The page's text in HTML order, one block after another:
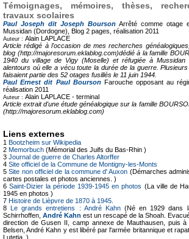
Témoignages, mémoires, thèses,
travaux scolaires
Paul Joseph dit Joseph Bourson Arrêté comme otage
Mussidan (Dordogne), Blog 2 pages, réalisation 2011
Auteur : Alain LAPLACE
Article rédigé à l'occasion de mes recherches
blog (http://majoresorum.eklablog.com)dédié à la famille
1940 du village de Vigy (Moselle) et réfugiée à Mussidan
alentours où elle a vécu toute la durée de la guerre.
faisaient partie des 52 otages fusillés le 11 juin 1944.
Paul Ernest dit Paul BoursonFarouche opposant au
réalisation 2011
Auteur : Alain LAPLACE - terminal
Article extrait d'une étude généalogique sur la famille
(http://majoresorum.eklablog.com)
Liens externes
1
Bootzheim sur Wikipedia
2 Memorbuch (Mémorial des Juifs du Bas-Rhin )
3 Journal de guerre de Charles Altorffer
4 Site officiel de la Commune de Montigny-les-Monts
5Site non officiel de la commune d' Auxon (Démarches
cartes postales et photos anciennes. )
6Saint-Dizier la période 1939-1945 en photos (La ville de
1945 en photos )
7 Histoire de Lièpvre de 1870 à 1945.
8
Le grands entretiens : André Kahn(Né en 1929 dans
Schirrhoffen, André Kahn est un rescapé de la Shoah.
direction de Gusen II, camp annexe de Mauthausen, puis
Belsen, André Kahn y est libéré par l'armée britannique et
Lutetia. )